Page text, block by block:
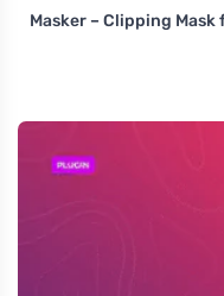
Masker – Clipping Mask